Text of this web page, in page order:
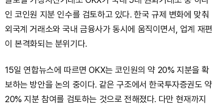
인 코인원 지분 인수를 검토하고 있다. 한국 규제 변화에 맞춰
외국계 거래소와 국내 금융사가 동시에 움직이면서, 업계 재편
이 본격화되는 분위기다.
15일 연합뉴스에 따르면 OKX는 코인원의 약 20% 지분을 확
보하는 방안을 논의 중이다. 같은 구조에서 한국투자증권도 약
20% 지분 참여를 검토하는 것으로 전해졌다. 다만 현재까지